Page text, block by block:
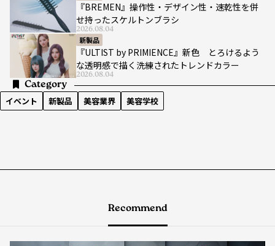
『BREMEN』操作性・デザイン性・速乾性を併
せ持ったスケルトンブラシ
2026.08.04
新製品
『ULTIST by PRIMIENCE』新色 とろけるよう
な透明感で描く洗練されたトレンドカラー
2026.08.04
Category
イベント 新製品 美容業界 美容学校
Recommend